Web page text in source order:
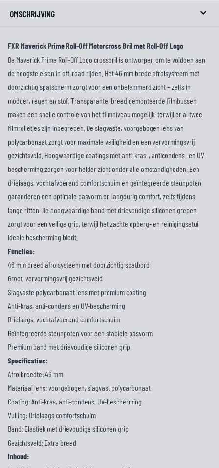
OMSCHRIJVING
FXR Maverick Prime Roll-Off Motorcross Bril met Roll-Off Logo
De Maverick Prime Roll-Off Logo crossbril is ontworpen om te voldoen aan
de hoogste eisen in off-road rijden. Het 46 mm brede afrolsysteem met
doorzichtig spatscherm zorgt voor een onbelemmerd zicht – zelfs in
modder, regen en stof. Transparante, breed gemonteerde filmbussen
maken een snelle controle van het filmniveau mogelijk, terwijl er al twee
filmrolletjes zijn inbegrepen. De slagvaste, voorgebogen lens van
polycarbonaat zorgt voor maximale veiligheid en een vervormingsvrij
gezichtsveld. Hoogwaardige coatings met anti-kras-, anticondens- en UV-
bescherming zorgen voor helder zicht onder alle omstandigheden. Een
drielaags, vochtafvoerend comfortschuim en geïntegreerde steunpoten
garanderen een optimale pasvorm en langdurig comfort, zelfs tijdens
lange ritten. De hoogwaardige band met drievoudige siliconen grepen
zorgt voor een veilige grip, terwijl het zachte opberg- en reinigingsetui
ideale bescherming biedt.
Functies:
46 mm breed afrolsysteem met doorzichtig spatbord
Groot, vervormingsvrij gezichtsveld
Slagvaste polycarbonaat lens met premium coating
Anti-kras, anti-condens en UV-bescherming
Drielaags, vochtafvoerend comfortschuim
Geïntegreerde steunpoten voor een stabiele pasvorm
Premium band met drievoudige siliconen grip
Specificaties:
Afrolbreedte: 46 mm
Materiaal lens: voorgebogen, slagvast polycarbonaat
Coating: Anti-kras, anti-condens, UV-bescherming
Vulling: Drielaags comfortschuim
Band: Elastiek met drievoudige siliconen grip
Gezichtsveld: Extra breed
Inhoud: